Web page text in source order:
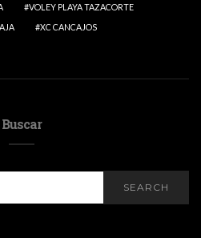
VOLEY PLAYA TAZACORTE
XC CANCAJOS
Buscar
SEARCH